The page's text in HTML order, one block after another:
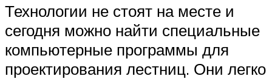
Технологии не стоят на месте и
сегодня можно найти специальные
компьютерные программы для
проектирования лестниц. Они легко